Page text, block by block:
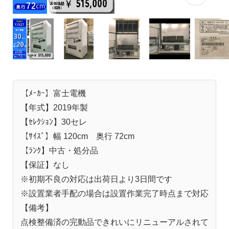
【ﾒｰｶｰ】富士電機
【年式】2019年製
【ｾﾚｸｼｮﾝ】30セレ
【ｻｲｽﾞ】幅 120cm 奥行 72cm
【ﾗﾝｸ】中古・処分品
【保証】なし
※初期不良の対応は出荷日より3日間です
※設置業者手配の場合は設置作業完了時点まで対応
【備考】
点検整備済の完動品できれいにリニューアルされて